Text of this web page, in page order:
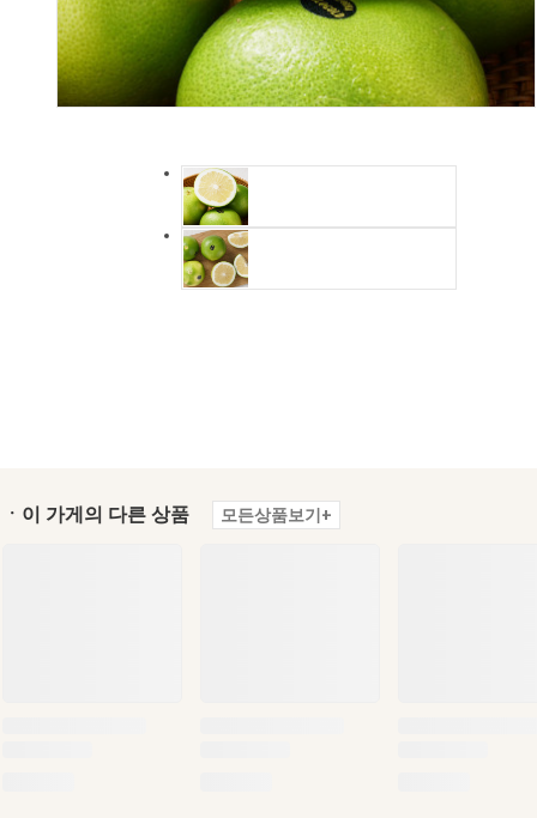
ㆍ이 가게의 다른 상품 모든상품보기+